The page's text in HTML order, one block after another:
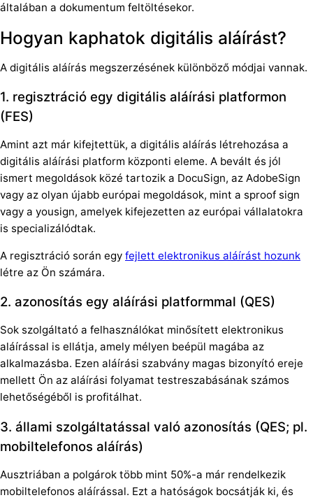
általában a dokumentum feltöltésekor.
Hogyan kaphatok digitális aláírást?
A digitális aláírás megszerzésének különböző módjai vannak.
1. regisztráció egy digitális aláírási platformon
(FES)
Amint azt már kifejtettük, a digitális aláírás létrehozása a
digitális aláírási platform központi eleme. A bevált és jól
ismert megoldások közé tartozik a DocuSign, az AdobeSign
vagy az olyan újabb európai megoldások, mint a sproof sign
vagy a yousign, amelyek kifejezetten az európai vállalatokra
is specializálódtak.
A regisztráció során egy fejlett elektronikus aláírást hozunk
létre az Ön számára.
2. azonosítás egy aláírási platformmal (QES)
Sok szolgáltató a felhasználókat minősített elektronikus
aláírással is ellátja, amely mélyen beépül magába az
alkalmazásba. Ezen aláírási szabvány magas bizonyító ereje
mellett Ön az aláírási folyamat testreszabásának számos
lehetőségéből is profitálhat.
3. állami szolgáltatással való azonosítás (QES; pl.
mobiltelefonos aláírás)
Ausztriában a polgárok több mint 50%-a már rendelkezik
mobiltelefonos aláírással. Ezt a hatóságok bocsátják ki, és